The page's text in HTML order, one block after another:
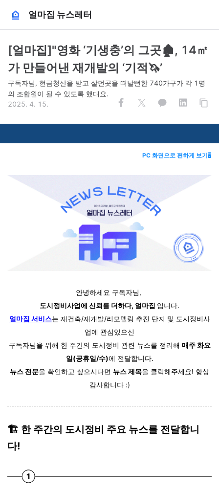
얼마집 뉴스레터
[얼마집]"영화 ‘기생충’의 그곳🏚️, 14㎡
가 만들어낸 재개발의 ‘기적🦄’
구독자님, 현금청산을 받고 살던곳을 떠날뻔한 740가구가 각 1명
의 조합원이 될 수 있도록 했대요.
2025. 4. 15.
PC 화면으로 편하게 보기🖥️
안녕하세요 구독자님,
도시정비사업에 신뢰를 더하다, 얼마집 입니다.
얼마집 서비스는 재건축/재개발/리모델링 추진 단지 및 도시정비사
업에 관심있으신
구독자님을 위해 한 주간의 도시정비 관련 뉴스를 정리해 매주 화요
일(공휴일/수)에 전달합니다.
뉴스 전문을 확인하고 싶으시다면 뉴스 제목을 클릭해주세요! 항상
감사합니다 :)
🏗️ 한 주간의 도시정비 주요 뉴스를 전달합니
다!